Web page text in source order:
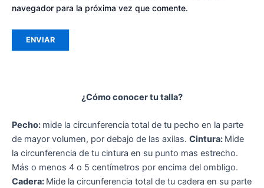
navegador para la próxima vez que comente.
¿Cómo conocer tu talla?
Pecho: mide la circunferencia total de tu pecho en la parte
de mayor volumen, por debajo de las axilas. Cintura: Mide
la circunferencia de tu cintura en su punto mas estrecho.
Más o menos 4 o 5 centímetros por encima del ombligo.
Cadera: Mide la circunferencia total de tu cadera en su parte